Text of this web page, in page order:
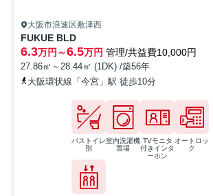
大阪市浪速区敷津西
FUKUE BLD
6.3万円～6.5万円 管理/共益費10,000円
27.86㎡～28.44㎡ (1DK) /築56年
大阪環状線「今宮」駅 徒歩10分
バストイレ
別
室内洗濯機
置場
TVモニタ
付きインタ
ーホン
オートロッ
ク